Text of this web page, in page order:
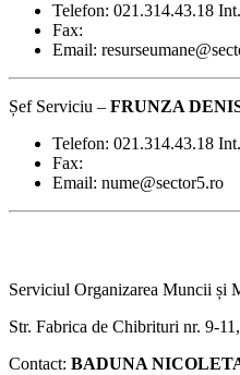
Telefon: 021.314.43.18
Fax:
Email:
Șef Serviciu – FRUNZA
Telefon: 021.314.43.18
Fax:
Email: nume@sector5.ro
Serviciul Organizarea Muncii și
Str. Fabrica de Chibrituri nr. 9-
Contact: BADUNA